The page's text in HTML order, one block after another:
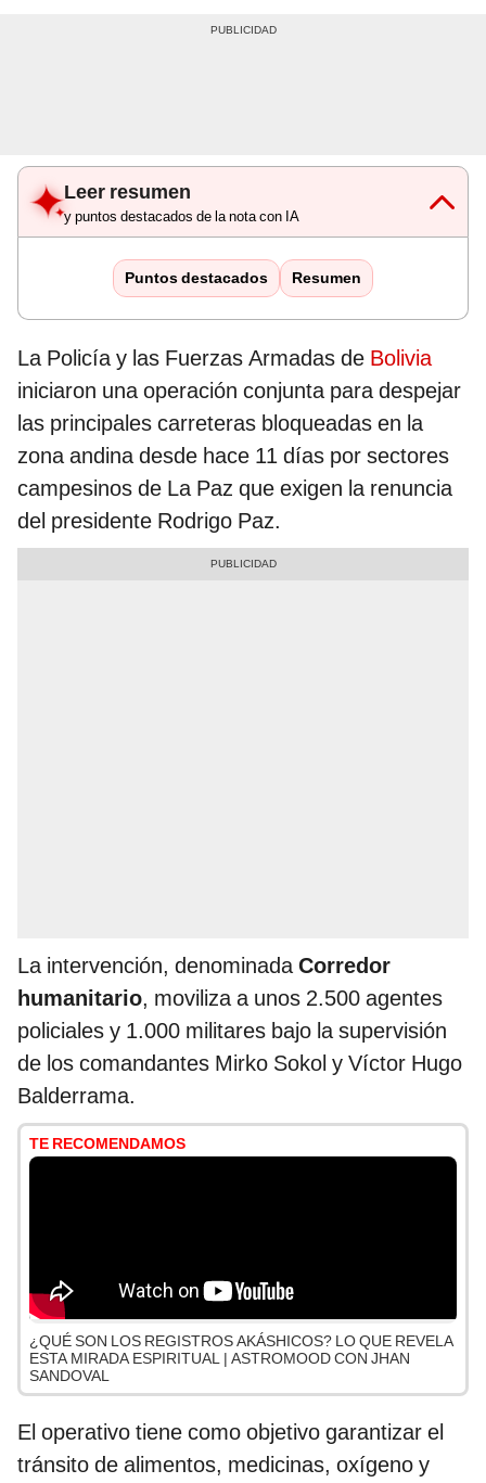
Leer resumen
y puntos destacados de la nota con IA
Puntos destacados Resumen
La Policía y las Fuerzas Armadas de Bolivia
iniciaron una operación conjunta para despejar
las principales carreteras bloqueadas en la
zona andina desde hace 11 días por sectores
campesinos de La Paz que exigen la renuncia
del presidente Rodrigo Paz.
La intervención, denominadaCorredor
humanitario, moviliza a unos 2.500 agentes
policiales y 1.000 militares bajo la supervisión
de los comandantes Mirko Sokol y Víctor Hugo
Balderrama.
TE RECOMENDAMOS
¿QUÉ SON LOS REGISTROS AKÁSHICOS? LO QUE REVELA
ESTA MIRADA ESPIRITUAL | ASTROMOOD CON JHAN
SANDOVAL
El operativo tiene como objetivo garantizar el
tránsito de alimentos, medicinas, oxígeno y